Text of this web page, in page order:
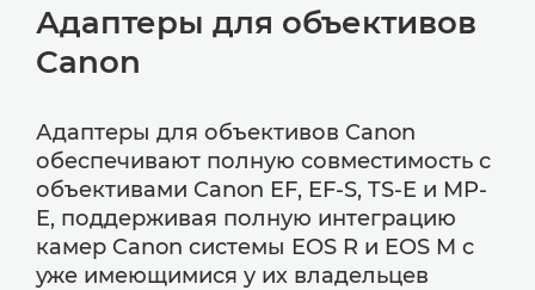
Адаптеры для объективов
Canon
Адаптеры для объективов Canon
обеспечивают полную совместимость с
объективами Canon EF, EF-S, TS-E и MP-
E, поддерживая полную интеграцию
камер Canon системы EOS R и EOS M с
уже имеющимися у их владельцев